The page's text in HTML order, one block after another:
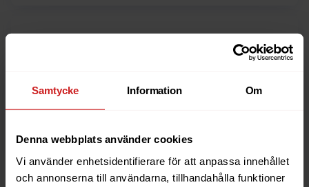
Samtycke Information Om
Denna webbplats använder cookies
Vi använder enhetsidentifierare för att anpassa innehållet
och annonserna till användarna, tillhandahålla funktioner
Är du ägare till hemsidan eller domännamnet så har
anledningarna till varför en hemsida är spärrad.
Läs mer